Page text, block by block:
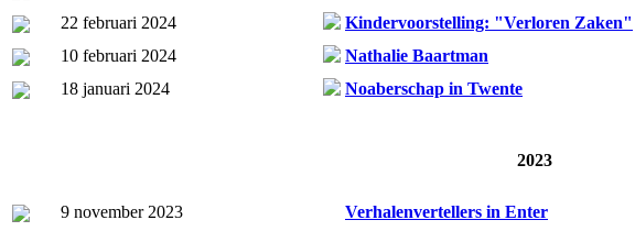
22 februari 2024
Kindervoorstelling: "Verloren Zaken"
10 februari 2024
Nathalie Baartman
18 januari 2024
Noaberschap in Twente
2023
9 november 2023
Verhalenvertellers in Enter